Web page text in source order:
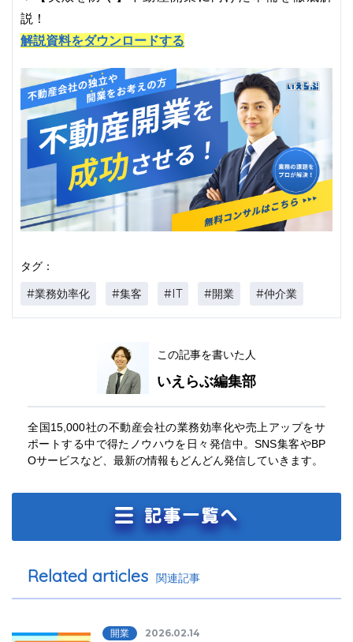
説！
解説資料をダウンロードする
タグ：
#業務効率化 #集客 #IT #開業 #仲介業
この記事を書いた人
いえらぶ編集部
全国15,000社の不動産会社の業務効率化や売上アップをサ
ポートする中で得たノウハウを日々発信中。SNS集客やBP
Oサービスなど、最新の情報もどんどん発信していきます。
Related articles 関連記事
開業 2026.02.14